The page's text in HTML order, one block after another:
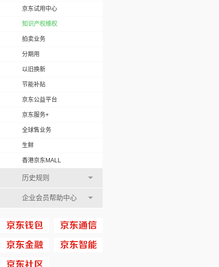
京东试用中心
知识产权维权
拍卖业务
分期用
以旧换新
节能补贴
京东公益平台
京东服务+
全球售业务
生鲜
香港京东MALL
历史规则
企业会员帮助中心